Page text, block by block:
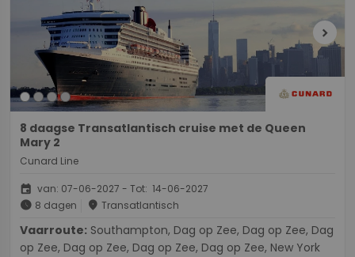
chevron_right
8 daagse Transatlantisch cruise met de Queen
Mary 2
Cunard Line
event van: 07-06-2027 - Tot: 14-06-2027
schedule 8 dagen place Transatlantisch
Vaarroute:
op Zee, Dag op Zee, Dag op Zee, Dag op Zee, New York